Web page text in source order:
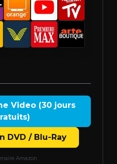
Video (30 jours
DVD / Blu-Ray
Amazon